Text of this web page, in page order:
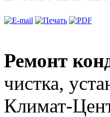
Ремонт
чистка,
Климат-